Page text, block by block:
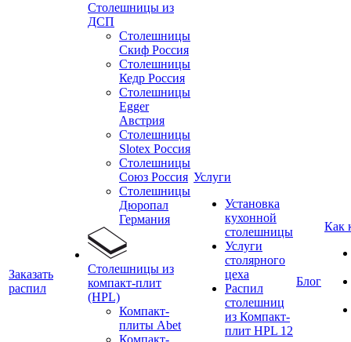
Заказать
распил
Столешницы из
ДСП
Столешницы
Скиф Россия
Столешницы
Кедр Россия
Столешницы
Egger
Австрия
Столешницы
Slotex Россия
Столешницы
Союз Россия
Столешницы
Дюропал
Германия
Столешницы из
компакт-плит
(HPL)
Компакт-
плиты Abet
Компакт-
Услуги
Установка
кухонной
столешницы
Услуги
столярного
цеха
Распил
столешниц
из Компакт-
плит HPL 12
Блог
Как